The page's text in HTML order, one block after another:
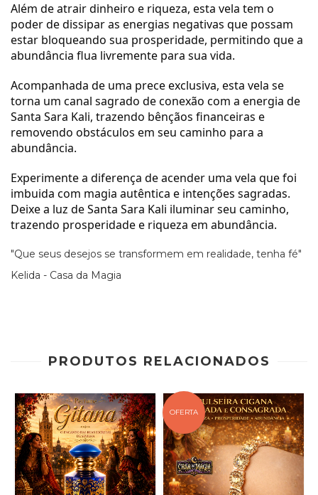
Além de atrair dinheiro e riqueza, esta vela tem o
poder de dissipar as energias negativas que possam
estar bloqueando sua prosperidade, permitindo que a
abundância flua livremente para sua vida.
Acompanhada de uma prece exclusiva, esta vela se
torna um canal sagrado de conexão com a energia de
Santa Sara Kali, trazendo bênçãos financeiras e
removendo obstáculos em seu caminho para a
abundância.
Experimente a diferença de acender uma vela que foi
imbuida com magia autêntica e intenções sagradas.
Deixe a luz de Santa Sara Kali iluminar seu caminho,
trazendo prosperidade e riqueza em abundância.
"Que seus desejos se transformem em realidade, tenha fé"
Kelida - Casa da Magia
PRODUTOS RELACIONADOS
OFERTA